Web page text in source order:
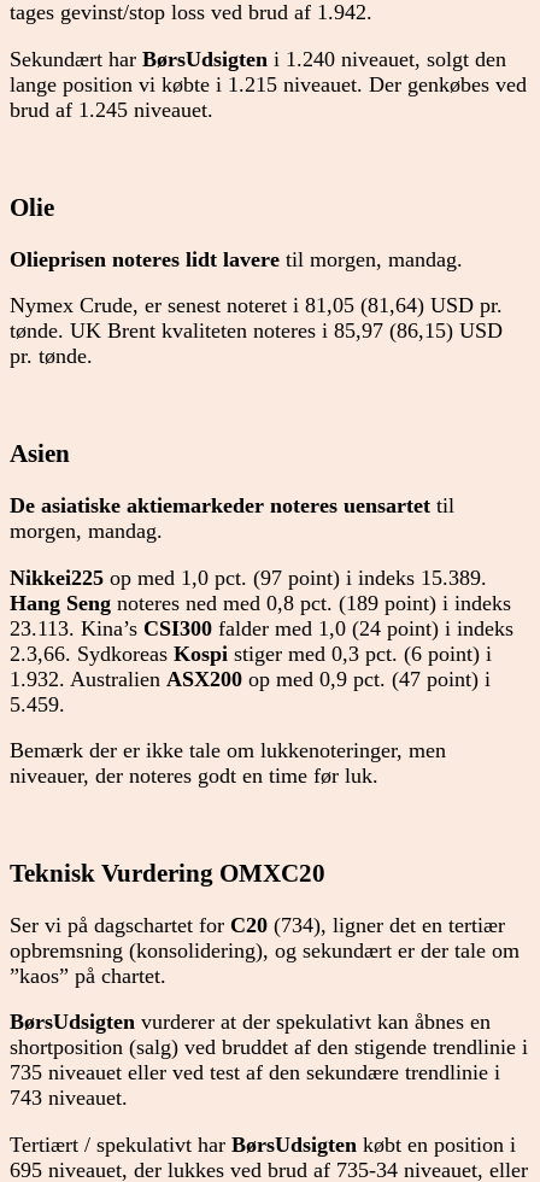
tages gevinst/stop loss ved brud af 1.942.
Sekundært har BørsUdsigten i 1.240 niveauet, solgt den
lange position vi købte i 1.215 niveauet. Der genkøbes ved
brud af 1.245 niveauet.
Olie
Olieprisen noteres lidt lavere til morgen, mandag.
Nymex Crude, er senest noteret i 81,05 (81,64) USD pr.
tønde. UK Brent kvaliteten noteres i 85,97 (86,15) USD
pr. tønde.
Asien
De asiatiske aktiemarkeder noteres uensartet til
morgen, mandag.
Nikkei225 op med 1,0 pct. (97 point) i indeks 15.389.
Hang Seng noteres ned med 0,8 pct. (189 point) i indeks
23.113. Kina’s CSI300 falder med 1,0 (24 point) i indeks
2.3,66. Sydkoreas Kospi stiger med 0,3 pct. (6 point) i
1.932. Australien ASX200 op med 0,9 pct. (47 point) i
5.459.
Bemærk der er ikke tale om lukkenoteringer, men
niveauer, der noteres godt en time før luk.
Teknisk Vurdering OMXC20
Ser vi på dagschartet for C20 (734), ligner det en tertiær
opbremsning (konsolidering), og sekundært er der tale om
”kaos” på chartet.
BørsUdsigten vurderer at der spekulativt kan åbnes en
shortposition (salg) ved bruddet af den stigende trendlinie i
735 niveauet eller ved test af den sekundære trendlinie i
743 niveauet.
Tertiært / spekulativt har BørsUdsigten købt en position i
695 niveauet, der lukkes ved brud af 735-34 niveauet, eller